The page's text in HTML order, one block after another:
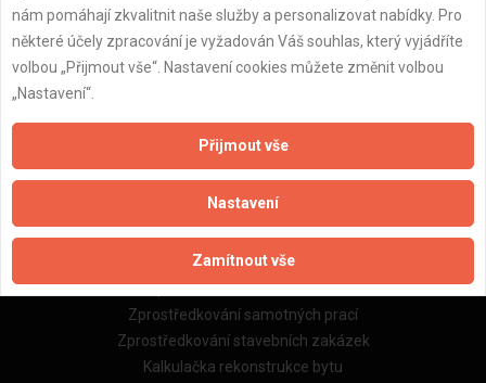
Naše firmy a řemeslníci
Zpracování a ochrana osobních údajů
Zásady pro používání souborů cookie
Reference
Naše excelové tabulky online
Naše služby
Servis pro stavební firmy
Zprostředkování řemeslníků
Zprostředkování samotných prací
Zprostředkování stavebních zakázek
Kalkulačka rekonstrukce bytu
nám pomáhají zkvalitnit naše služby a personalizovat nabídky. Pro
některé účely zpracování je vyžadován Váš souhlas, který vyjádříte
volbou „Přijmout vše“. Nastavení cookies můžete změnit volbou
„Nastavení“.
Přijmout vše
Nastavení
Zamítnout vše